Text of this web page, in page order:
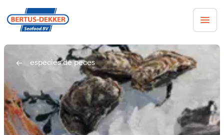
especies de peces